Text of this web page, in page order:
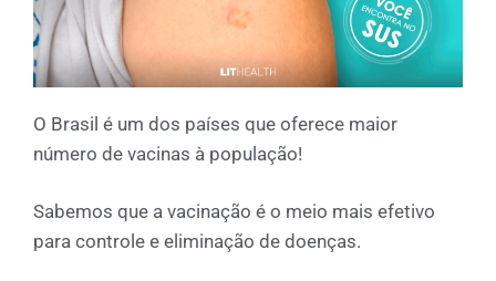
O Brasil é um dos países que oferece maior
número de vacinas à população!
Sabemos que a vacinação é o meio mais efetivo
para controle e eliminação de doenças.